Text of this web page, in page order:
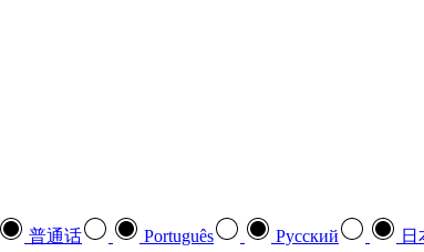
普通话 Português Pусский 日